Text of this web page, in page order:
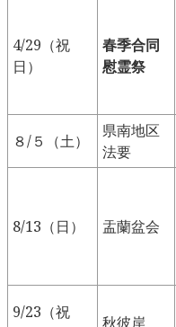
4/29（祝
日）
春季合同
慰霊祭
８/５（土）
県南地区
法要
8/13（日） 盂蘭盆会
9/23（祝
秋彼岸